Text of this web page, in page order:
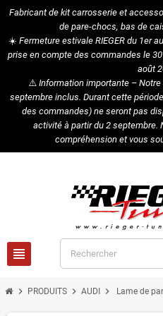
Fabricant de kit carrosserie et
de pare-chocs, bas de
☀️ Fermeture estivale RIEGER du 1er
prise en compte des commandes le
août
⚠️Information importante – Notre
septembre inclus. Durant cette
des commandes) ne seront pas
activité à partir du 2 septembre.
compréhension et vous
view_headline
chevron_right PRODUITS chevron_right AUDI chevron_right Lame de